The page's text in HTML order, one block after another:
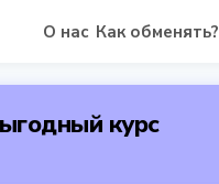
О нас Как обменять?
курс